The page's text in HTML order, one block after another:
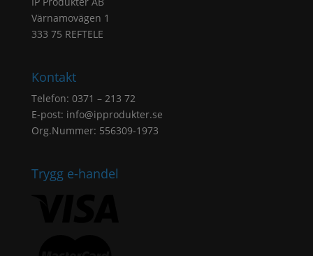
Värnamovägen 1
333 75 REFTELE
Kontakt
Telefon: 0371 – 213 72
E-post: info@ipprodukter.se
Org.Nummer: 556309-1973
Trygg e-handel